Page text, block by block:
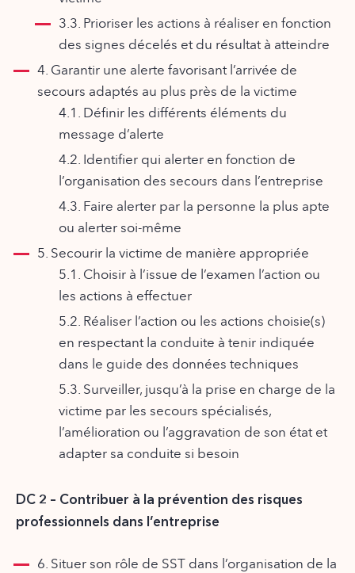
3.3. Prioriser les actions à réaliser en fonction
des signes décelés et du résultat à atteindre
4. Garantir une alerte favorisant l’arrivée de
secours adaptés au plus près de la victime
4.1. Définir les différents éléments du
message d’alerte
4.2. Identifier qui alerter en fonction de
l’organisation des secours dans l’entreprise
4.3. Faire alerter par la personne la plus apte
ou alerter soi-même
5. Secourir la victime de manière appropriée
5.1. Choisir à l’issue de l’examen l’action ou
les actions à effectuer
5.2. Réaliser l’action ou les actions choisie(s)
en respectant la conduite à tenir indiquée
dans le guide des données techniques
5.3. Surveiller, jusqu’à la prise en charge de la
victime par les secours spécialisés,
l’amélioration ou l’aggravation de son état et
adapter sa conduite si besoin
DC 2 – Contribuer à la prévention des risques
professionnels dans l’entreprise
6. Situer son rôle de SST dans l’organisation de la